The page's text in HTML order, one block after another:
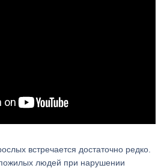
встречается достаточно редко.
людей при нарушении